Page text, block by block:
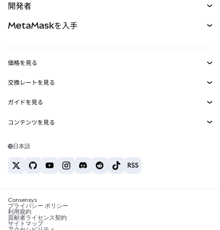
パーペチュアル
RWA
開発者
MetaMask Connect
Snaps
Web3サービス
MetaMaskを入手
セキュリティ
サポート
キャリア
お問い合わせ
価格を見る
イーサリアムの価格
Solanaの価格
Tetherの価格
交換レートを見る
ETH→USD
USDT→INR
BTC→INR
ETH→USDT
ガイドを見る
ETHの購入
USDTの購入
SHIBの購入
BNBの購入
コンテンツを見る
Solanaウォレット
税制関連ニュース
暗号資産の購入方法は？
日本語
Consensys
プライバシー ポリシー
利用規約
貢献者ライセンス契約
サイトマップ